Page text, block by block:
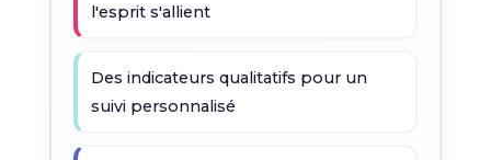
l'esprit s'allient
Des indicateurs qualitatifs pour un
suivi personnalisé